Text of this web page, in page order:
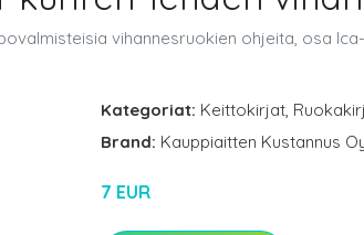
vihannesruokien ohjeita, osa
Kategoriat: Keittokirjat,
Brand: Kauppiaitten Kustannus
7 EUR